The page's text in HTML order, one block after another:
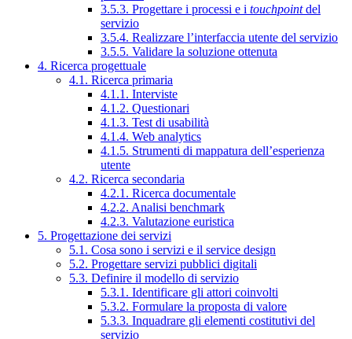
3.5.3. Progettare i processi e i touchpointdel
servizio
3.5.4. Realizzare l’interfaccia utente del servizio
3.5.5. Validare la soluzione ottenuta
4. Ricerca progettuale
4.1. Ricerca primaria
4.1.1. Interviste
4.1.2. Questionari
4.1.3. Test di usabilità
4.1.4. Web analytics
4.1.5. Strumenti di mappatura dell’esperienza
utente
4.2. Ricerca secondaria
4.2.1. Ricerca documentale
4.2.2. Analisi benchmark
4.2.3. Valutazione euristica
5. Progettazione dei servizi
5.1. Cosa sono i servizi e il service design
5.2. Progettare servizi pubblici digitali
5.3. Definire il modello di servizio
5.3.1. Identificare gli attori coinvolti
5.3.2. Formulare la proposta di valore
5.3.3. Inquadrare gli elementi costitutivi del
servizio